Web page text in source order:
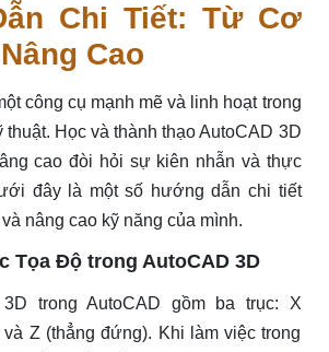
Chi Tiết: Từ Cơ
Cao
công cụ mạnh mẽ và linh hoạt trong
thuật. Học và thành thạo AutoCAD 3D
cao đòi hỏi sự kiên nhẫn và thực
đây là một số hướng dẫn chi tiết
nâng cao kỹ năng của mình.
Tọa Độ trong AutoCAD 3D
trong AutoCAD gồm ba trục: X
và Z (thẳng đứng). Khi làm việc trong